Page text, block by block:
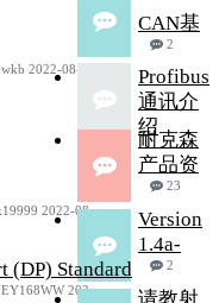
CAN基
2
2022-08-07
Profibus
通讯介
绍
耐克森
产品资
23
2022-08-06
Version
1.4a-
(DP) Standard
2
2022-06-30